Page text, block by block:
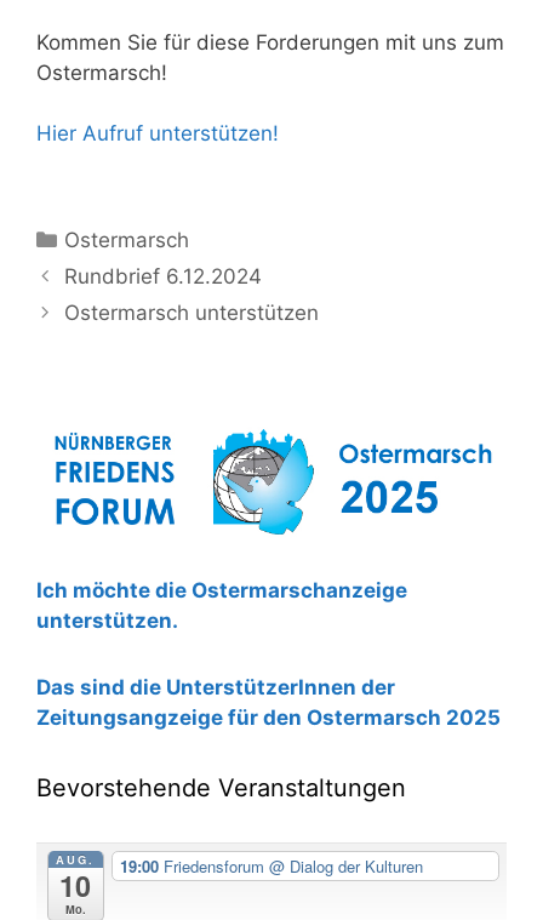
Kommen Sie für diese Forderungen mit uns zum
Ostermarsch!
Hier Aufruf unterstützen!
Kategorien
Ostermarsch
Rundbrief 6.12.2024
Ostermarsch unterstützen
Ich möchte die Ostermarschanzeige
unterstützen.
Das sind die UnterstützerInnen der
Zeitungsangzeige für den Ostermarsch 2025
Bevorstehende Veranstaltungen
AUG.
10
Mo.
19:00 Friedensforum @ Dialog der Kulturen